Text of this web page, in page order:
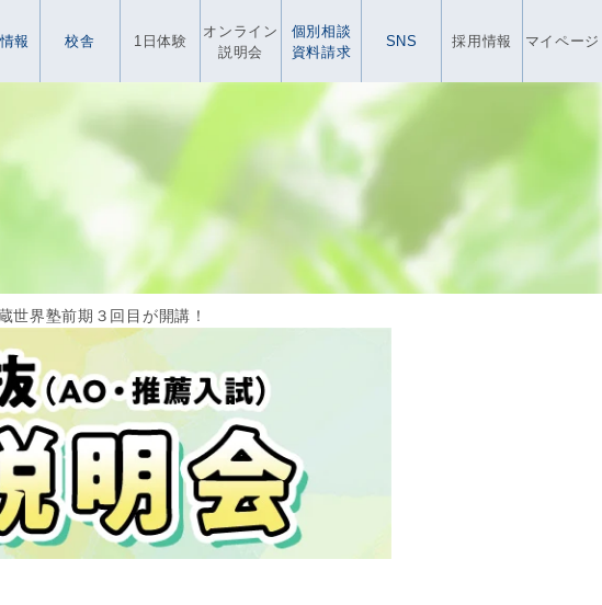
報 校舎 1日体験
オンライン
説明会
個別相談
資料請求
SNS 採用情報 マイページ
世界塾前期３回目が開講！